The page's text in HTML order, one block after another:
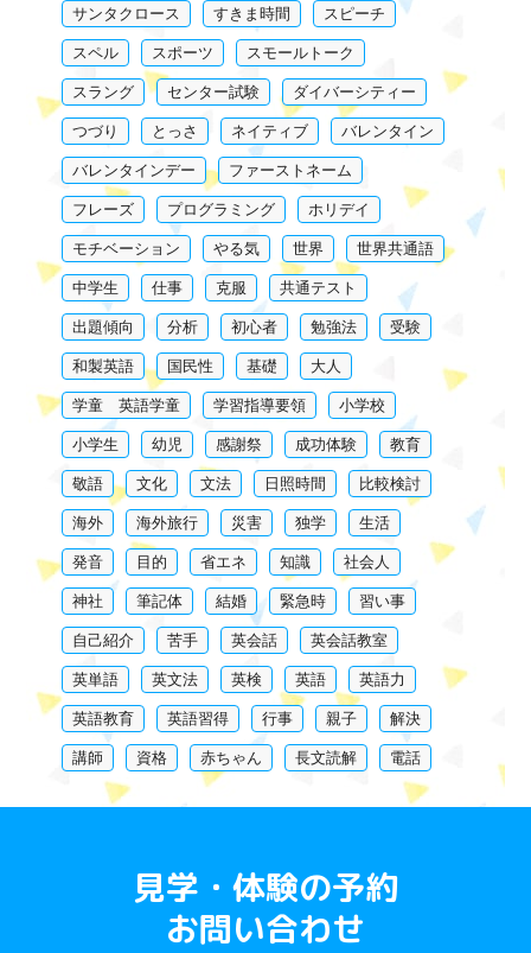
サンタクロース
すきま時間
スピーチ
スペル
スポーツ
スモールトーク
スラング
センター試験
ダイバーシティー
つづり
とっさ ネイティブ
バレンタイン
バレンタインデー
ファーストネーム
フレーズ
プログラミング
ホリデイ
モチベーション
やる気 世界
世界共通語
中学生
仕事 克服
共通テスト
出題傾向
分析 初心者 勉強法
受験
和製英語
国民性 基礎
大人
学童 英語学童
学習指導要領
小学校
小学生
幼児 感謝祭 成功体験
教育
敬語
文化 文法 日照時間
比較検討
海外
海外旅行 災害 独学
生活
発音
目的 省エネ 知識
社会人
神社
筆記体 結婚 緊急時
習い事
自己紹介
苦手 英会話
英会話教室
英単語
英文法 英検 英語
英語力
英語教育
英語習得 行事 親子
解決
講師
資格 赤ちゃん 長文読解 電話
見学・体験の予約
お問い合わせ